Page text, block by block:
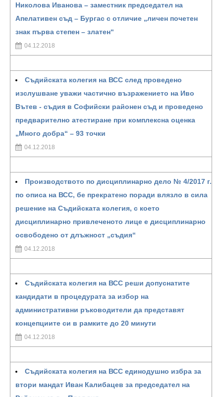
Николова Иванова – заместник председател на
Апелативен съд – Бургас с отличие „личен почетен
знак първа степен – златен“
04.12.2018
Съдийската колегия на ВСС след проведено
изслушване уважи частично възражението на Иво
Вътев - съдия в Софийски районен съд и проведено
предварително атестиране при комплексна оценка
„Много добра“ – 93 точки
04.12.2018
Производството по дисциплинарно дело № 4/2017 г.
по описа на ВСС, бе прекратено поради влязло в сила
решение на Съдийската колегия, с което
дисциплинарно привлеченото лице е дисциплинарно
освободено от длъжност „съдия“
04.12.2018
Съдийската колегия на ВСС реши допуснатите
кандидати в процедурата за избор на
административни ръководители да представят
концепциите си в рамките до 20 минути
04.12.2018
Съдийската колегия на ВСС единодушно избра за
втори мандат Иван Калибацев за председател на